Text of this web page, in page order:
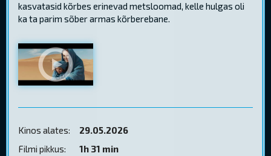
kasvatasid kõrbes erinevad metsloomad, kelle hulgas oli
ka ta parim sõber armas kõrberebane.
Kinos alates:
29.05.2026
Filmi pikkus:
1h 31 min